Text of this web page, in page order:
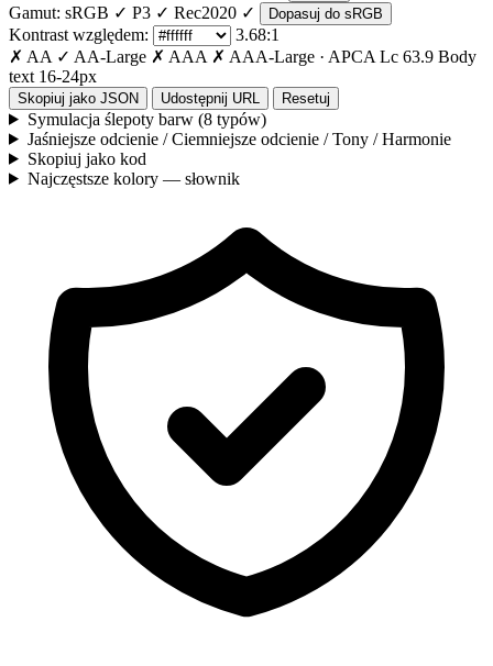
Gamut: sRGB ✓ P3 ✓ Rec2020 ✓ Dopasuj do sRGB
Kontrast względem:
3.68:1
✗ AA ✓ AA-Large ✗ AAA ✗ AAA-Large · APCA Lc 63.9 Body
text 16-24px
Skopiuj jako JSON Udostępnij URL Resetuj
Symulacja ślepoty barw (8 typów)
Jaśniejsze odcienie / Ciemniejsze odcienie / Tony / Harmonie
Skopiuj jako kod
Najczęstsze kolory — słownik